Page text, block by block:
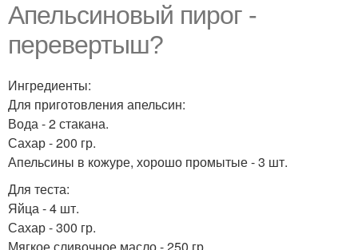
Апельсиновый пирог -
перевертыш?
Ингредиенты:
Для приготовления апельсин:
Вода - 2 стакана.
Сахар - 200 гр.
Апельсины в кожуре, хорошо промытые - 3 шт.
Для теста:
Яйца - 4 шт.
Сахар - 300 гр.